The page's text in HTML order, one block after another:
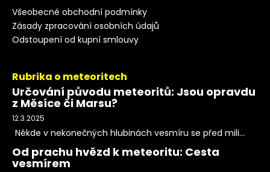
Všeobecné obchodní podmínky
Zásady zpracování osobních údajů
Odstoupení od kupní smlouvy
Rubrika o meteoritech
Určování původu meteoritů: Jsou opravdu
z Měsíce či Marsu?
12.3.2025
Někde v nekonečných hlubinách vesmíru se před mili...
Od prachu hvězd k meteoritu: Cesta
vesmírem